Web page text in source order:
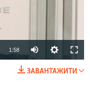
1:58
ЗАВАНТАЖИТИ